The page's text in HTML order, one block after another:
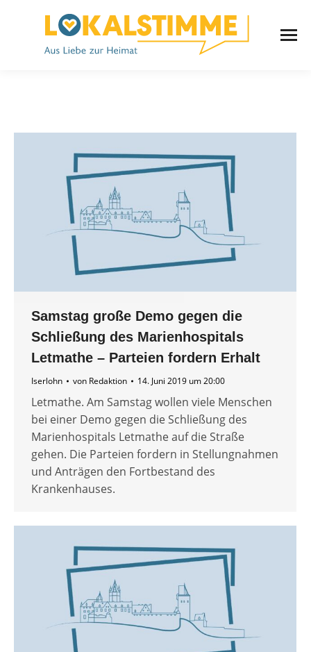
Samstag große Demo gegen die
Schließung des Marienhospitals
Letmathe – Parteien fordern Erhalt
Iserlohn von Redaktion 14. Juni 2019 um 20:00
Letmathe. Am Samstag wollen viele Menschen
bei einer Demo gegen die Schließung des
Marienhospitals Letmathe auf die Straße
gehen. Die Parteien fordern in Stellungnahmen
und Anträgen den Fortbestand des
Krankenhauses.